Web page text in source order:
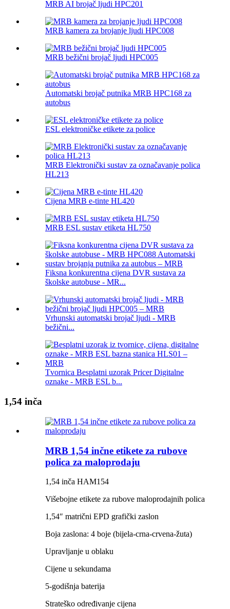
MRB AI brojač ljudi HPC201
MRB kamera za brojanje ljudi HPC008
MRB bežični brojač ljudi HPC005
Automatski brojač putnika MRB HPC168 za
autobus
ESL elektroničke etikete za police
MRB Elektronički sustav za označavanje polica
HL213
Cijena MRB e-tinte HL420
MRB ESL sustav etiketa HL750
Fiksna konkurentna cijena DVR sustava za
školske autobuse - MR...
Vrhunski automatski brojač ljudi - MRB
bežični...
Tvornica Besplatni uzorak Pricer Digitalne
oznake - MRB ESL b...
1,54 inča
MRB 1,54 inčne etikete za rubove
polica za maloprodaju
1,54 inča HAM154
Višebojne etikete za rubove maloprodajnih polica
1,54″ matrični EPD grafički zaslon
Boja zaslona: 4 boje (bijela-crna-crvena-žuta)
Upravljanje u oblaku
Cijene u sekundama
5-godišnja baterija
Strateško određivanje cijena